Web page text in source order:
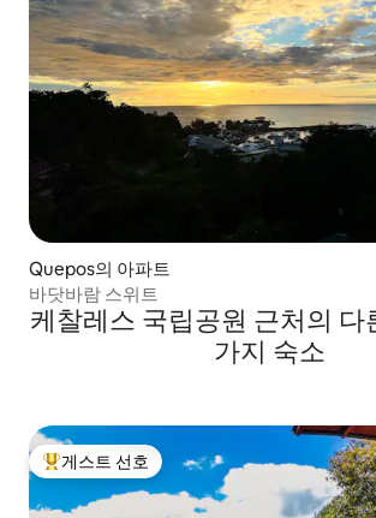
Quepos의 아파트
바닷바람 스위트
케찰레스 국립공원 근처의 다
가지 숙소
상위 게스트 선호
게스트 선호